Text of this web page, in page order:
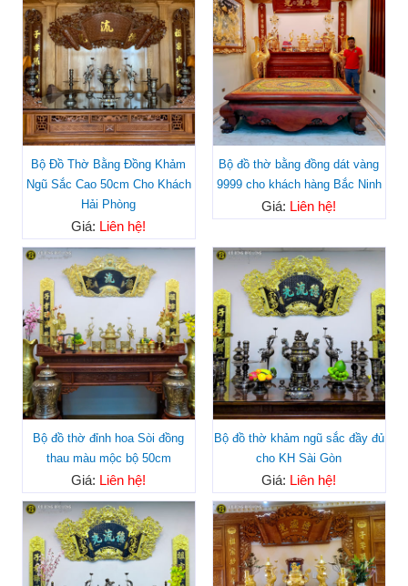
Bộ Đồ Thờ Bằng Đồng Khảm
Ngũ Sắc Cao 50cm Cho Khách
Hải Phòng
Giá: Liên hệ!
Bộ đồ thờ bằng đồng dát vàng
9999 cho khách hàng Bắc Ninh
Giá: Liên hệ!
Bộ đồ thờ đỉnh hoa Sòi đồng
thau màu mộc bộ 50cm
Giá: Liên hệ!
Bộ đồ thờ khảm ngũ sắc đầy đủ
cho KH Sài Gòn
Giá: Liên hệ!